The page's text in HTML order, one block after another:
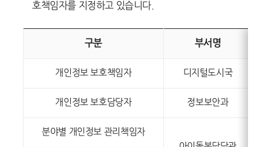
호책임자를 지정하고 있습니다.
구분 부서명
개인정보 보호책임자 디지털도시국
개인정보 보호담당자 정보보안과
분야별 개인정보 관리책임자